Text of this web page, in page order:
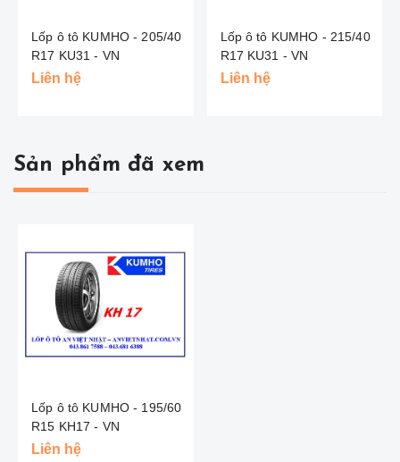
Lốp ô tô KUMHO - 205/40
R17 KU31 - VN
Liên hệ
Lốp ô tô KUMHO - 215/40
R17 KU31 - VN
Liên hệ
Sản phẩm đã xem
Lốp ô tô KUMHO - 195/60
R15 KH17 - VN
Liên hệ